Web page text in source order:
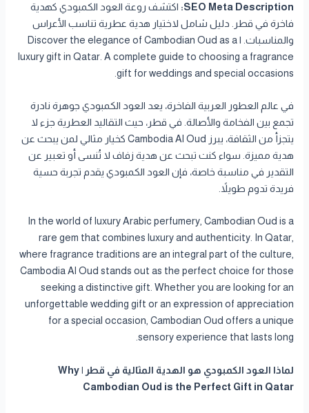
SEO Meta Description: اكتشف روعة العود الكمبودي كهدية
فاخرة في قطر. دليل شامل لاختيار هدية عطرية تناسب الأعراس
والمناسبات. | Discover the elegance of Cambodian Oud as a
luxury gift in Qatar. A complete guide to choosing a fragrance
gift for weddings and special occasions.
في عالم العطور العربية الفاخرة، يعد العود الكمبودي جوهرة نادرة
تجمع بين الفخامة والأصالة. في قطر، حيث التقاليد العطرية جزء لا
يتجزأ من الثقافة، يبرز Cambodia Al Oud كخيار مثالي لمن يبحث عن
هدية مميزة. سواء كنت تبحث عن هدية زفاف لا تُنسى أو تعبير عن
التقدير في مناسبة خاصة، فإن العود الكمبودي يقدم تجربة حسية
فريدة تدوم طويلاً.
In the world of luxury Arabic perfumery, Cambodian Oud is a
rare gem that combines luxury and authenticity. In Qatar,
where fragrance traditions are an integral part of the culture,
Cambodia Al Oud stands out as the perfect choice for those
seeking a distinctive gift. Whether you are looking for an
unforgettable wedding gift or an expression of appreciation
for a special occasion, Cambodian Oud offers a unique
sensory experience that lasts long.
لماذا العود الكمبودي هو الهدية المثالية في قطر | Why
Cambodian Oud is the Perfect Gift in Qatar